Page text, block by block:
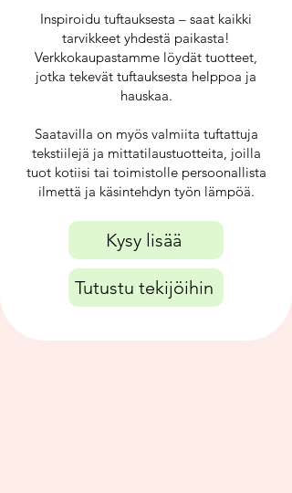
Inspiroidu tuftauksesta – saat kaikki
tarvikkeet yhdestä paikasta!
Verkkokaupastamme löydät tuotteet,
jotka tekevät tuftauksesta helppoa ja
hauskaa.
Saatavilla on myös valmiita tuftattuja
tekstiilejä ja mittatilaustuotteita, joilla
tuot kotiisi tai toimistolle persoonallista
ilmettä ja käsintehdyn työn lämpöä.
Kysy lisää
Tutustu tekijöihin